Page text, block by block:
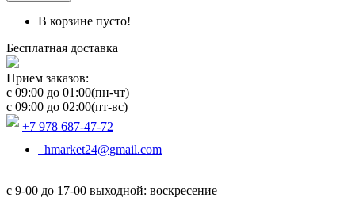
В корзине пусто!
Бесплатная доставка
Прием заказов:
c 09:00 до 01:00(пн-чт)
c 09:00 до 02:00(пт-вс)
+7 978 687-47-72
hmarket24@gmail.com
с 9-00 до 17-00 выходной: воскресение